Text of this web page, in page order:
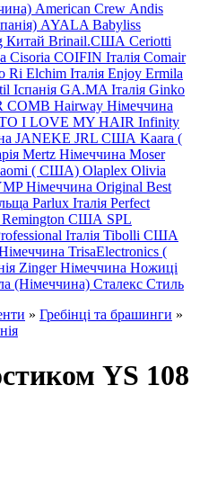
American Crew Andis
AYALA Babyliss
Китай Brinail.США Ceriotti
Cisoria COIFIN Італія Comair
Ri Elchim Італія Enjoy Ermila
Іспанія GA.MA Італія Ginko
COMB Hairway Німеччина
I LOVE MY HAIR Infinity
JANEKE JRL США Kaara (
Mertz Німеччина Moser
( США) Olaplex Olivia
Німеччина Original Best
Parlux Італія Perfect
Remington США SPL
Італія Tibolli США
TrisaElectronics (
Zinger Німеччина Ножиці
(Німеччина) Сталекс Стиль
» Гребінці та брашинги »
YS 108